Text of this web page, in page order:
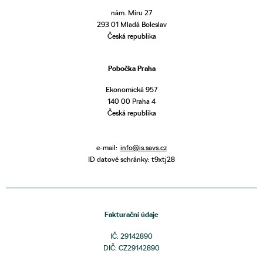
nám. Míru 27
293 01 Mladá Boleslav
Česká republika
Pobočka Praha
Ekonomická 957
140 00 Praha 4
Česká republika
e-mail: info@is.savs.cz
ID datové schránky: t9xtj28
Fakturační údaje
IČ: 29142890
DIČ: CZ29142890